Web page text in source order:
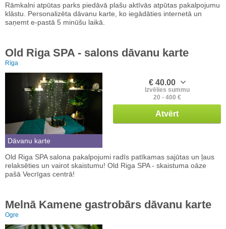
Rāmkalni atpūtas parks piedāvā plašu aktīvās atpūtas pakalpojumu
klāstu. Personalizēta dāvanu karte, ko iegādāties internetā un
saņemt e-pastā 5 minūšu laikā.
Old Riga SPA - salons dāvanu karte
Rīga
Dāvanu karte
€ 40.00
Izvēlies summu
20 - 400 €
Atvērt
Old Riga SPA salona pakalpojumi radīs patīkamas sajūtas un ļaus
relaksēties un vairot skaistumu! Old Riga SPA - skaistuma oāze
pašā Vecrīgas centrā!
Melnā Kamene gastrobārs dāvanu karte
Ogre